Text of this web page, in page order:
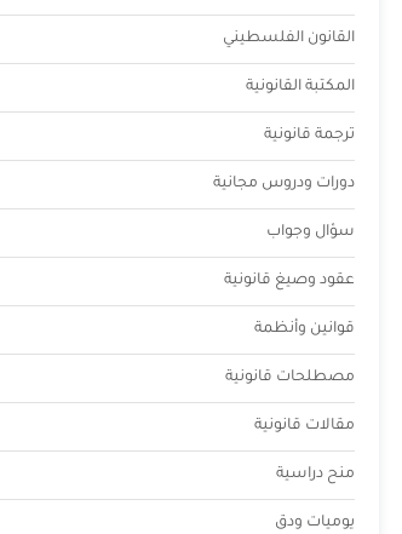
القانون الفلسطيني
المكتبة القانونية
ترجمة قانونية
دورات ودروس مجانية
سؤال وجواب
عقود وصيغ قانونية
قوانين وأنظمة
مصطلحات قانونية
مقالات قانونية
منح دراسية
يوميات ودق